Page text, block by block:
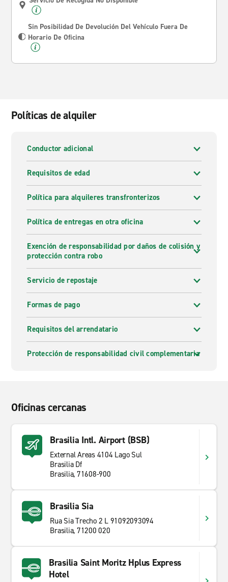
Sin Posibilidad De Devolución Del Vehículo Fuera De
Horario De Oficina
Políticas de alquiler
Conductor adicional
Requisitos de edad
Política para alquileres transfronterizos
Política de entregas en otra oficina
Exención de responsabilidad por daños de colisión y
protección contra robo
Servicio de repostaje
Formas de pago
Requisitos del arrendatario
Protección de responsabilidad civil complementaria
Oficinas cercanas
Brasilia Intl. Airport (BSB)
External Areas 4104 Lago Sul
Brasilia Df
Brasilia, 71608-900
Brasilia Sia
Rua Sia Trecho 2 L 91092093094
Brasilia, 71200 020
Brasilia Saint Moritz Hplus Express
Hotel